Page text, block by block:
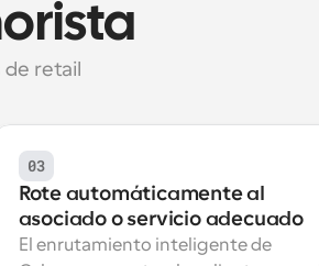
retail
03
Rote automáticamente al
asociado o servicio adecuado
El enrutamiento inteligente de